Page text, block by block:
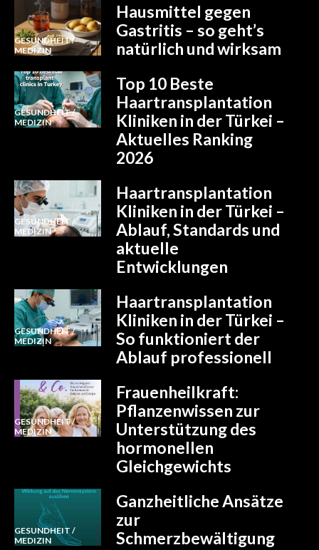
GESUNDHEIT /
MEDIZIN
Hausmittel gegen
Gastritis – so geht’s
natürlich und wirksam
GESUNDHEIT /
MEDIZIN
Top 10 Beste
Haartransplantation
Kliniken in der Türkei –
Aktuelles Ranking
2026
GESUNDHEIT /
MEDIZIN
Haartransplantation
Kliniken in der Türkei –
Ablauf, Standards und
aktuelle
Entwicklungen
GESUNDHEIT /
MEDIZIN
Haartransplantation
Kliniken in der Türkei –
So funktioniert der
Ablauf professionell
GESUNDHEIT /
MEDIZIN
Frauenheilkraft:
Pflanzenwissen zur
Unterstützung des
hormonellen
Gleichgewichts
GESUNDHEIT /
MEDIZIN
Ganzheitliche Ansätze
zur
Schmerzbewältigung